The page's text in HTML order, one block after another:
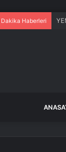
Dakika Haberleri